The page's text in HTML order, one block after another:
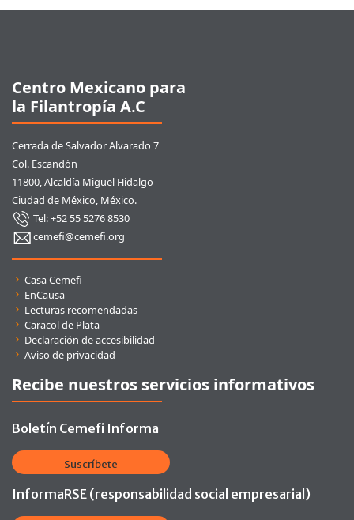
Centro Mexicano para
la Filantropía A.C
Cerrada de Salvador Alvarado 7
Col. Escandón
11800, Alcaldía Miguel Hidalgo
Ciudad de México, México.
Tel: +52 55 5276 8530
cemefi@cemefi.org
Enlaces rápidos
Casa Cemefi
EnCausa
Lecturas recomendadas
Caracol de Plata
Declaración de accesibilidad
Aviso de privacidad
Recibe nuestros servicios informativos
Boletín Cemefi Informa
Suscríbete
InformaRSE (responsabilidad social empresarial)